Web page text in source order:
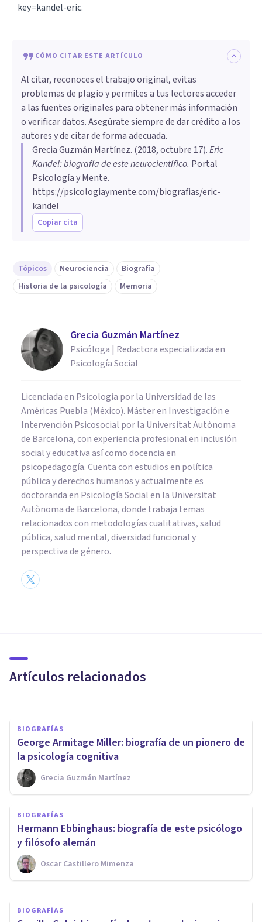
key=kandel-eric.
CÓMO CITAR ESTE ARTÍCULO
Al citar, reconoces el trabajo original, evitas
problemas de plagio y permites a tus lectores acceder
a las fuentes originales para obtener más información
o verificar datos. Asegúrate siempre de dar crédito a los
autores y de citar de forma adecuada.
Grecia Guzmán Martínez. (2018, octubre 17).Eric
Kandel: biografía de este neurocientífico. Portal
Psicología y Mente.
https://psicologiaymente.com/biografias/eric-
kandel
Copiar cita
Tópicos Neurociencia
Biografía
Historia de la psicología
Memoria
Grecia Guzmán Martínez
Psicóloga | Redactora especializada en
Psicología Social
Licenciada en Psicología por la Universidad de las
Américas Puebla (México). Máster en Investigación e
Intervención Psicosocial por la Universitat Autònoma
de Barcelona, con experiencia profesional en inclusión
social y educativa así como docencia en
psicopedagogía. Cuenta con estudios en política
pública y derechos humanos y actualmente es
doctoranda en Psicología Social en la Universitat
Autònoma de Barcelona, donde trabaja temas
relacionados con metodologías cualitativas, salud
pública, salud mental, diversidad funcional y
perspectiva de género.
Artículos relacionados
neurología
BIOGRAFÍAS
George Armitage Miller: biografía de un pionero de
la psicología cognitiva
Grecia Guzmán Martínez
BIOGRAFÍAS
Hermann Ebbinghaus: biografía de este psicólogo
y filósofo alemán
Oscar Castillero Mimenza
El Problema de Molyneux: un
curioso experimento mental
Isabel Rovira Salvador
BIOGRAFÍAS